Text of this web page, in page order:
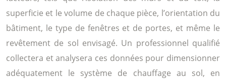
superficie et le volume de chaque pièce, l’orientation du
bâtiment, le type de fenêtres et de portes, et même le
revêtement de sol envisagé. Un professionnel qualifié
collectera et analysera ces données pour dimensionner
adéquatement le système de chauffage au sol, en